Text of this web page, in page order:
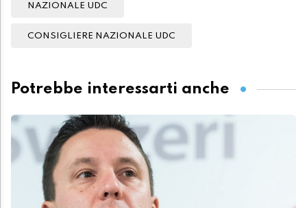
NAZIONALE UDC
CONSIGLIERE NAZIONALE UDC
Potrebbe interessarti anche